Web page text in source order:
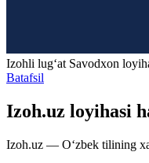
Izohli lugʻat Savodxon
Batafsil
Izoh.uz loyihasi
Izoh.uz — O‘zbek tilining